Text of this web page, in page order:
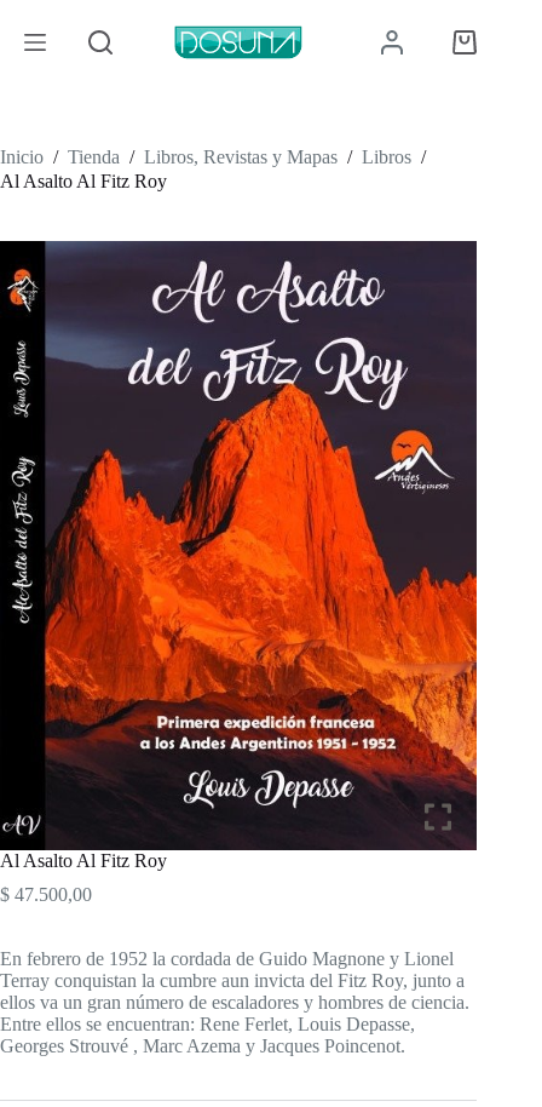
contenido
Carro
de
Inicio / Tienda / Libros, Revistas y Mapas / Libros /
Al Asalto Al Fitz Roy
Al Asalto Al Fitz Roy
$ 47.500,00
En febrero de 1952 la cordada de Guido Magnone y Lionel
Terray conquistan la cumbre aun invicta del Fitz Roy, junto a
ellos va un gran número de escaladores y hombres de ciencia.
Entre ellos se encuentran: Rene Ferlet, Louis Depasse,
Georges Strouvé , Marc Azema y Jacques Poincenot.